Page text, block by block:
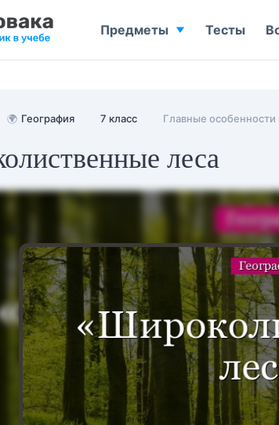
🌍 География 7 класс Главные
леса
Предметы Тесты